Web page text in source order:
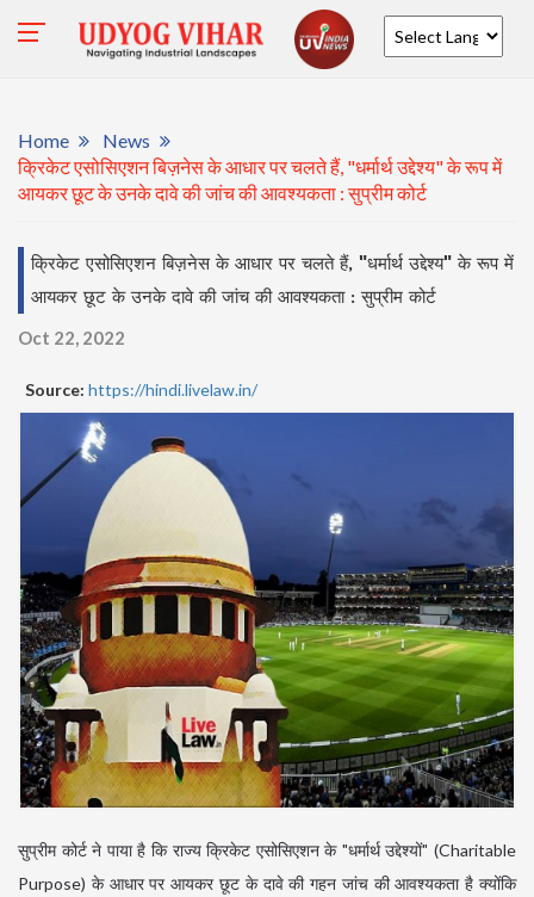
Home
News
क्रिकेट एसोसिएशन बिज़नेस के आधार पर चलते हैं, "धर्मार्थ उद्देश्य" के रूप में
आयकर छूट के उनके दावे की जांच की आवश्यकता : सुप्रीम कोर्ट
क्रिकेट एसोसिएशन बिज़नेस के आधार पर चलते हैं, "धर्मार्थ उद्देश्य" के रूप में
आयकर छूट के उनके दावे की जांच की आवश्यकता : सुप्रीम कोर्ट
Oct 22, 2022
Source: https://hindi.livelaw.in/
सुप्रीम कोर्ट ने पाया है कि राज्य क्रिकेट एसोसिएशन के "धर्मार्थ उद्देश्यों" (Charitable
Purpose) के आधार पर आयकर छूट के दावे की गहन जांच की आवश्यकता है क्योंकि